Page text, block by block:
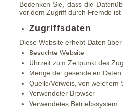
Bedenken Sie, dass die
vor dem Zugriff durch Fremde ist
Zugriffsdaten
Diese Website erhebt Daten
Besuchte Website
Uhrzeit zum Zeitpunkt des
Menge der gesendeten Daten
Quelle/Verweis, von welchem
Verwendeter Browser
Verwendetes Betriebssystem